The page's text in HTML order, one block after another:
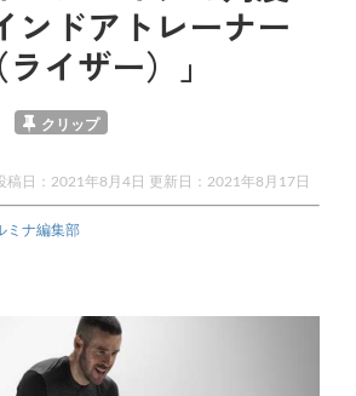
ンドアトレーナー
ライザー）」
クリップ
稿日：2021年8月4日 更新日： 2021年8月17日
ミナ編集部